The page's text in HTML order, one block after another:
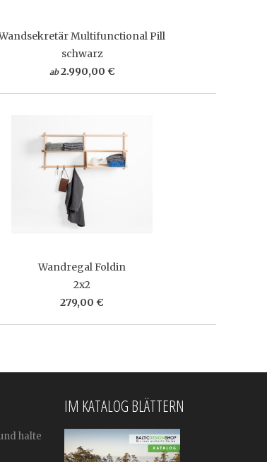
Multifunctional Pill
schwarz
ab 2.990,00 €
Wandregal Foldin
2x2
279,00 €
halte
IM KATALOG BLÄTTERN